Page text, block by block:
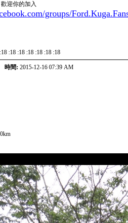
歡迎你的加入
groups/
:18 :18 :18 :18 :18 :18
時間: 2015-12-16 07:39 AM